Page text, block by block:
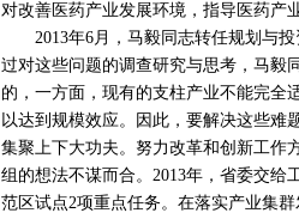
对改善医药产业发展环境，指导医药产
2013年6月，马毅同志转任规划与投
过对这些问题的调查研究与思考，马毅
的，一方面，现有的支柱产业不能完全
以达到规模效应。因此，要解决这些难
集聚上下大功夫。努力改革和创新工作
组的想法不谋而合。2013年，省委交
范区试点2项重点任务。在落实产业集